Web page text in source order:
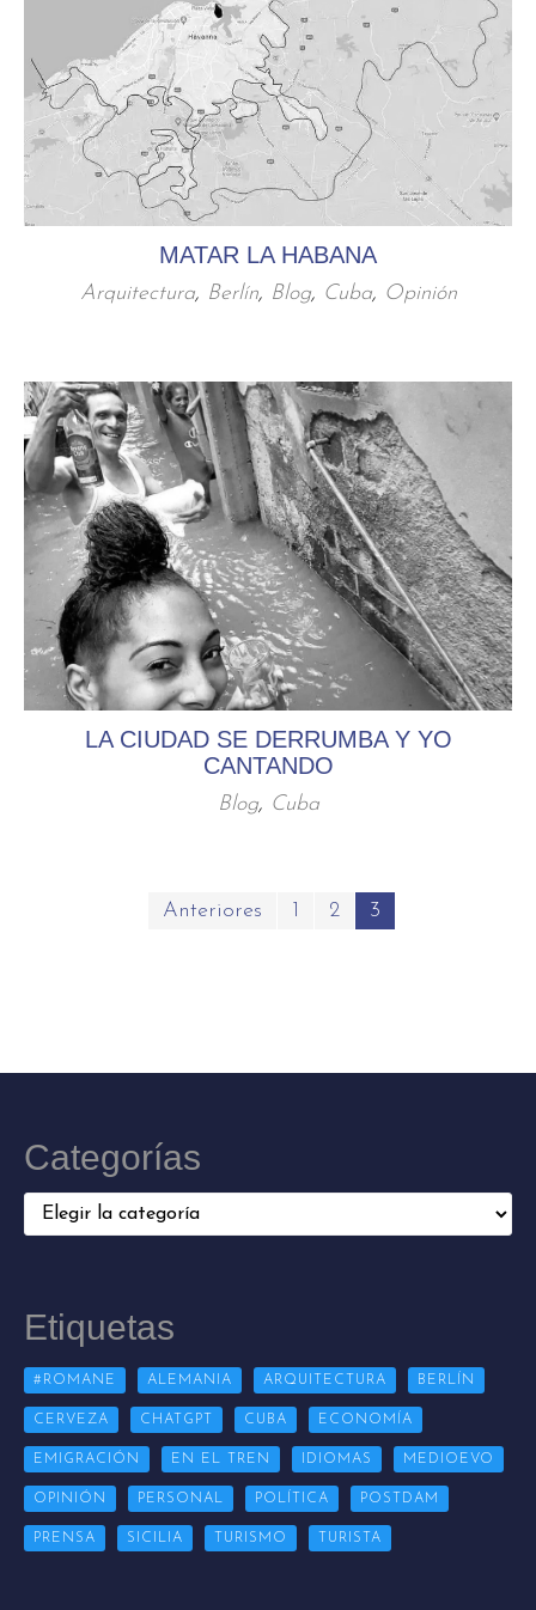
MATAR LA HABANA
Arquitectura, Berlín, Blog, Cuba, Opinión
LA CIUDAD SE DERRUMBA Y YO
CANTANDO
Blog, Cuba
PaginaciónAnteriores 1 2 3
Categorías
Categorías
Etiquetas
#ROMANE ALEMANIA ARQUITECTURA BERLÍN
CERVEZA CHATGPT CUBA ECONOMÍA
EMIGRACIÓN EN EL TREN IDIOMAS MEDIOEVO
OPINIÓN PERSONAL POLÍTICA POSTDAM
PRENSA SICILIA TURISMO TURISTA